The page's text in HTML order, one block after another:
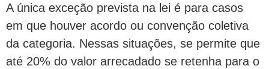
A única exceção prevista na lei é para casos
em que houver acordo ou convenção coletiva
da categoria. Nessas situações, se permite que
até 20% do valor arrecadado se retenha para o